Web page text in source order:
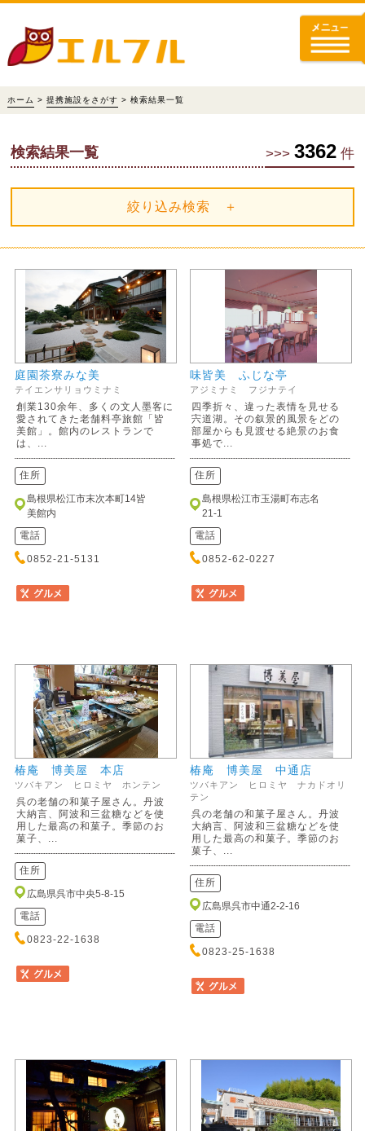
ホーム > 提携施設をさがす > 検索結果一覧
>>> 3362 件
検索結果一覧
絞り込み検索 ＋
庭園茶寮みな美
テイエンサリョウミナミ
創業130余年、多くの文人墨客に
愛されてきた老舗料亭旅館「皆
美館」。館内のレストランで
は、...
住所
島根県松江市末次本町14皆
美館内
電話
0852-21-5131
味皆美 ふじな亭
アジミナミ フジナテイ
四季折々、違った表情を見せる
宍道湖。その叙景的風景をどの
部屋からも見渡せる絶景のお食
事処で...
住所
島根県松江市玉湯町布志名
21-1
電話
0852-62-0227
椿庵 博美屋 本店
ツバキアン ヒロミヤ ホンテン
呉の老舗の和菓子屋さん。丹波
大納言、阿波和三盆糖などを使
用した最高の和菓子。季節のお
菓子、...
住所
広島県呉市中央5-8-15
電話
0823-22-1638
椿庵 博美屋 中通店
ツバキアン ヒロミヤ ナカドオリ
テン
呉の老舗の和菓子屋さん。丹波
大納言、阿波和三盆糖などを使
用した最高の和菓子。季節のお
菓子、...
住所
広島県呉市中通2-2-16
電話
0823-25-1638